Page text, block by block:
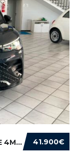
41.900€
VOLKSWAGEN TIGUAN 2.0 TDI R-LINE 4MOTION 193...